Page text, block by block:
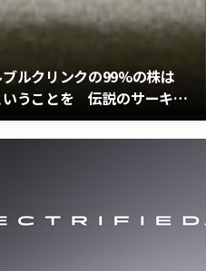
ルクリンクの99%の株は
いうことを 伝説のサーキッ